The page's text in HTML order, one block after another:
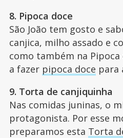
8. Pipoca doce
São João tem gosto e
canjica, milho assado e
como também na
a fazer pipoca doce para
9. Torta de canjiquinha
Nas comidas juninas, o
protagonista. Por esse
preparamos esta Torta